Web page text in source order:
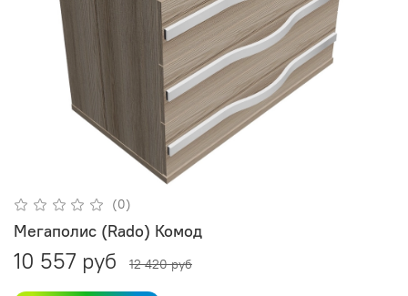
(0)
Мегаполис (Rado) Комод
10 557 руб 12 420 руб